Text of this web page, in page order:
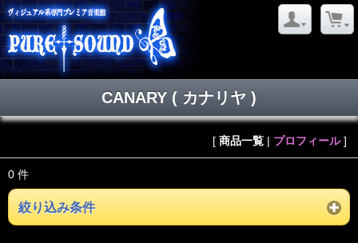
CANARY ( カナリヤ )
[ 商品一覧 | プロフィール]
0 件
絞り込み条件